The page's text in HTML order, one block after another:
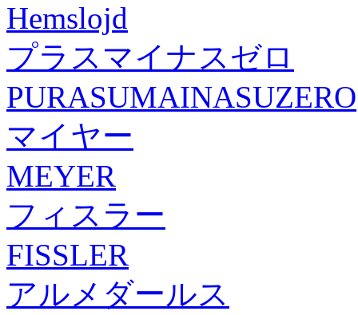
Hemslojd
プラスマイナスゼロ
PURASUMAINASUZERO
マイヤー
MEYER
フィスラー
FISSLER
アルメダールス